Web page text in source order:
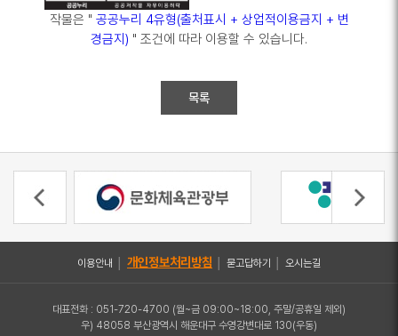
작물은 " 공공누리 4유형(출처표시 + 상업적이용금지 + 변
경금지) " 조건에 따라 이용할 수 있습니다.
목록
이용안내 개인정보처리방침 묻고답하기 오시는길
대표전화 : 051-720-4700 (월~금 09:00~18:00, 주말/공휴일 제외)
우) 48058 부산광역시 해운대구 수영강변대로 130(우동)